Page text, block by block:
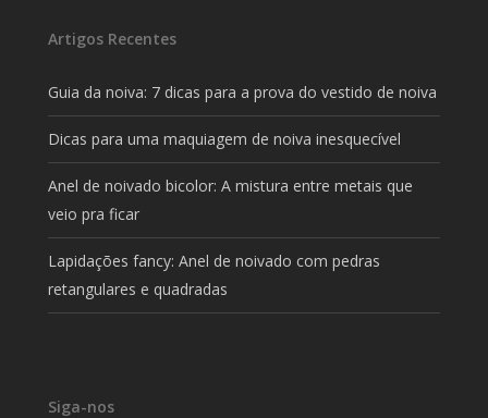
Artigos Recentes
Guia da noiva: 7 dicas para a prova do vestido de noiva
Dicas para uma maquiagem de noiva inesquecível
Anel de noivado bicolor: A mistura entre metais que
veio pra ficar
Lapidações fancy: Anel de noivado com pedras
retangulares e quadradas
Siga-nos